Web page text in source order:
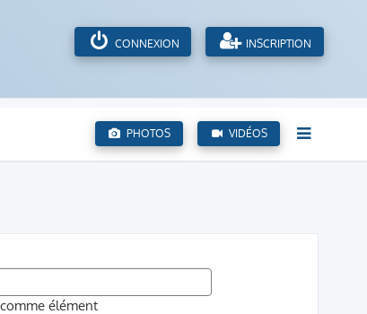
CONNEXION INSCRIPTION
PHOTOS VIDÉOS
élément